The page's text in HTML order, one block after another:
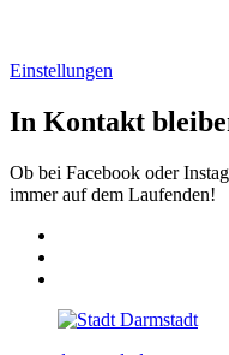
Einstellungen
In Kontakt
Ob bei Facebook oder
immer auf dem Laufenden!